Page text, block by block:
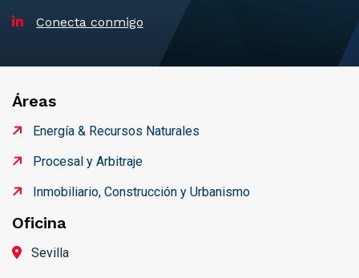
Conecta conmigo
Áreas
Energía & Recursos Naturales
Procesal y Arbitraje
Inmobiliario, Construcción y Urbanismo
Oficina
Sevilla